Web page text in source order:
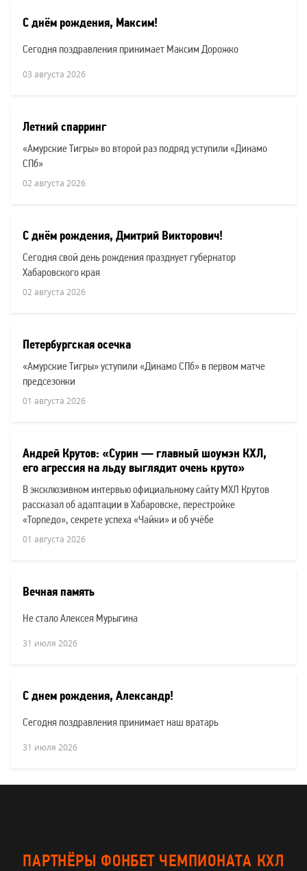
С днём рождения, Максим!
Сегодня поздравления принимает Максим Дорожко
03 августа 2026
Летний спарринг
«Амурские Тигры» во второй раз подряд уступили «Динамо
СПб»
02 августа 2026
С днём рождения, Дмитрий Викторович!
Сегодня свой день рождения празднует губернатор
Хабаровского края
02 августа 2026
Петербургская осечка
«Амурские Тигры» уступили «Динамо СПб» в первом матче
предсезонки
01 августа 2026
Андрей Крутов: «Сурин — главный шоумэн КХЛ,
его агрессия на льду выглядит очень круто»
В эксклюзивном интервью официальному сайту МХЛ Крутов
рассказал об адаптации в Хабаровске, перестройке
«Торпедо», секрете успеха «Чайки» и об учёбе
01 августа 2026
Вечная память
Не стало Алексея Мурыгина
31 июля 2026
С днем рождения, Александр!
Сегодня поздравления принимает наш вратарь
31 июля 2026
ПАРТНЁРЫ ФОНБЕТ ЧЕМПИОНАТА КХЛ